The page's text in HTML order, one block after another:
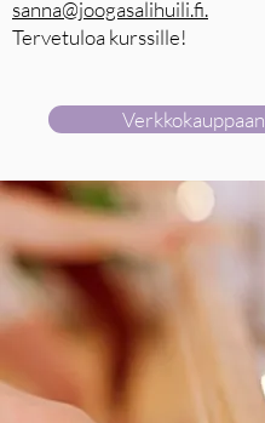
sanna@joogasalihuili.fi.
Tervetuloa kurssille!
Verkkokauppaan